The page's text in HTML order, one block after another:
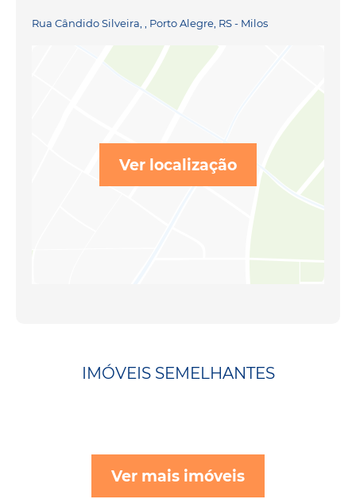
Rua Cândido Silveira, , Porto Alegre, RS - Milos
Ver localização
IMÓVEIS SEMELHANTES
Ver mais imóveis